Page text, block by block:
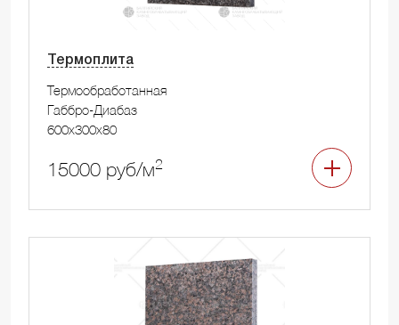
Термоплита
Термообработанная
Габбро-Диабаз
600x300x80
15000 руб/м2